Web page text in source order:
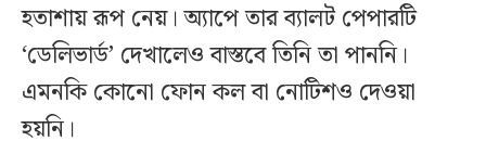
হতাশায় রূপ নেয়। অ্যাপে তার ব্যালট পেপারটি
‘ডেলিভার্ড’ দেখালেও বাস্তবে তিনি তা পাননি।
এমনকি কোনো ফোন কল বা নোটিশও দেওয়া
হয়নি।